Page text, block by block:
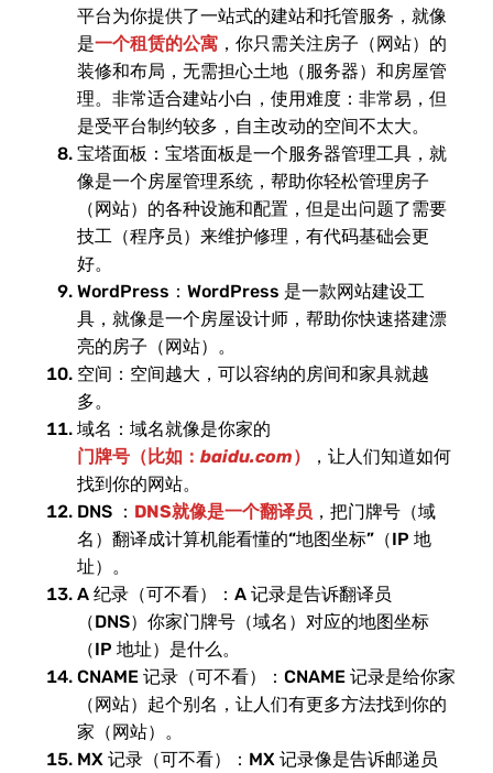
平台为你提供了一站式的建站和托管服务，就像
是一个租赁的公寓 ，你只需关注房子（网站）的
装修和布局，无需担心土地（服务器）和房屋管
理。非常适合建站小白，使用难度：非常易，但
是受平台制约较多，自主改动的空间不太大。
宝塔面板：宝塔面板是一个服务器管理工具，就
像是一个房屋管理系统，帮助你轻松管理房子
（网站）的各种设施和配置，但是出问题了需要
技工（程序员）来维护修理，有代码基础会更
好。
WordPress：WordPress 是一款网站建设工
具，就像是一个房屋设计师，帮助你快速搭建漂
亮的房子（网站）。
空间：空间越大，可以容纳的房间和家具就越
多。
域名：域名就像是你家的
门牌号（比如： baidu.com）
，让人们知道如何
找到你的网站。
DNS ： DNS就像是一个翻译员 ，把门牌号（域
名）翻译成计算机能看懂的“地图坐标”（IP 地
址）。
A 纪录（可不看）：A 记录是告诉翻译员
（DNS）你家门牌号（域名）对应的地图坐标
（IP 地址）是什么。
CNAME 记录（可不看）：CNAME 记录是给你家
（网站）起个别名，让人们有更多方法找到你的
家（网站）。
MX 记录（可不看）：MX 记录像是告诉邮递员